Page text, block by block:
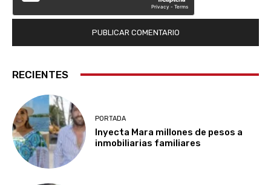
RECIENTES
PORTADA
Inyecta Mara millones de pesos a
inmobiliarias familiares